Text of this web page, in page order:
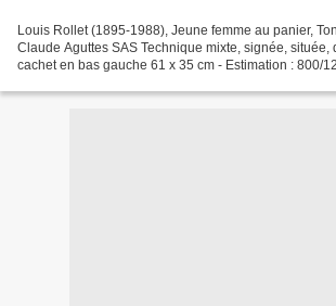
Louis Rollet (1895-1988), Jeune femme au panier,
Claude Aguttes SAS Technique mixte, signée, située,
cachet en bas gauche 61 x 35 cm - Estimation : 800/